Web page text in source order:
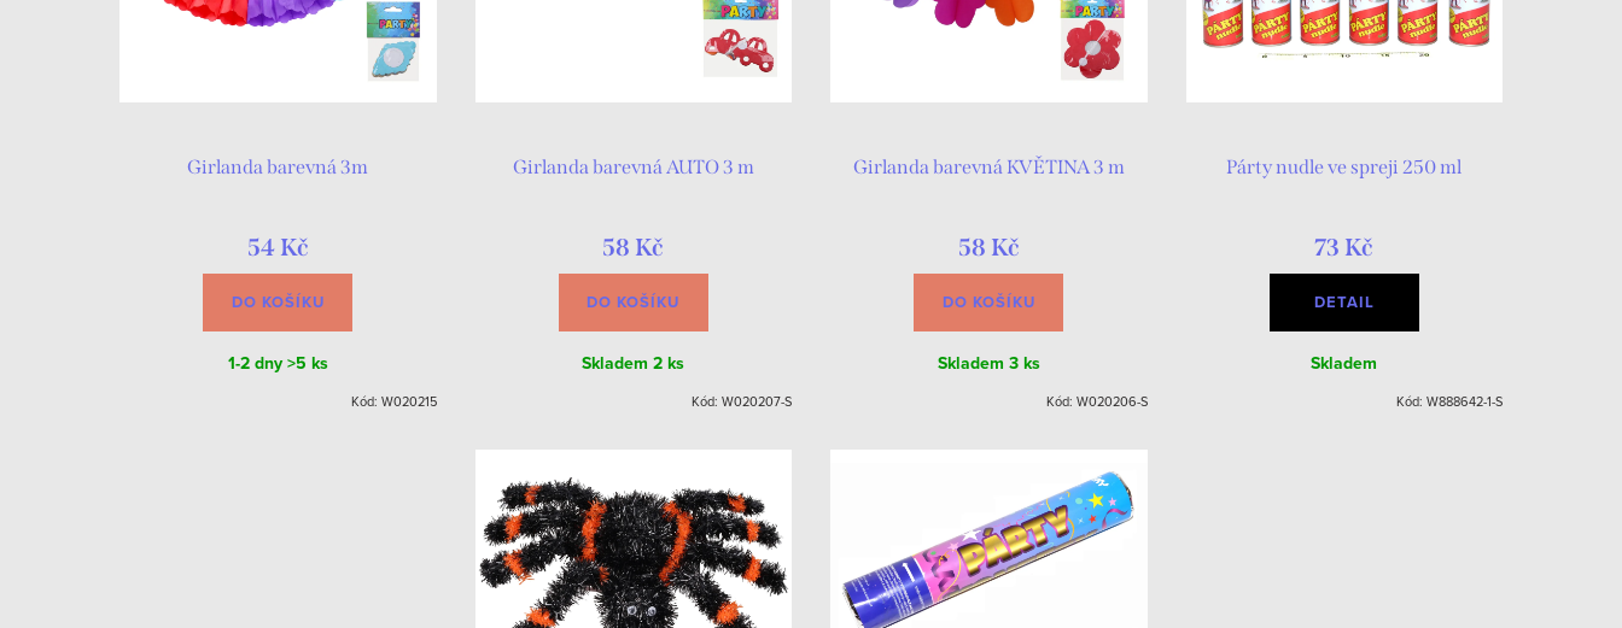
Girlanda barevná 3m
54 Kč
DO KOŠÍKU
1-2 dny>5 ks
Kód: W020215
Girlanda barevná AUTO 3 m
58 Kč
DO KOŠÍKU
Skladem2 ks
Kód: W020207-S
Girlanda barevná KVĚTINA 3 m
58 Kč
DO KOŠÍKU
Skladem 3 ks
Kód: W020206-S
Párty nudle ve spreji 250 ml
73 Kč
DETAIL
Skladem
Kód: W888642-1-S